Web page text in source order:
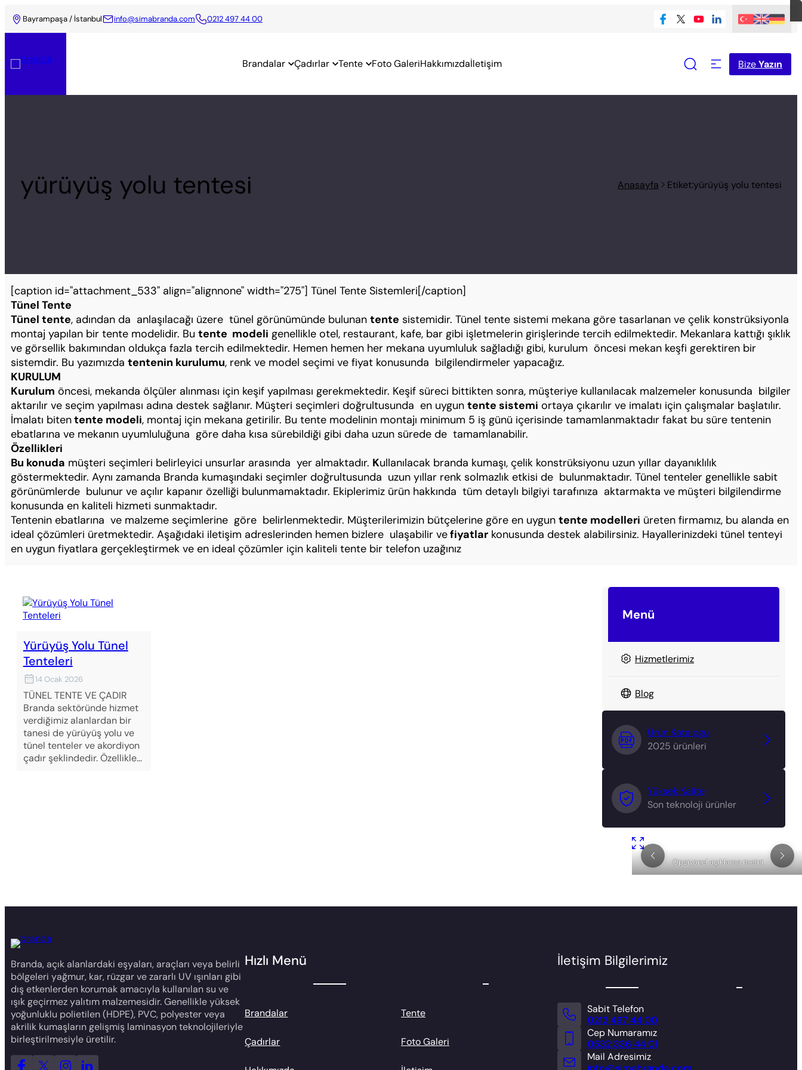
Bayrampaşa / İstanbul info@simabranda.com 0212 497 44 00
Brandalar Çadırlar Tente Foto GaleriHakkımızdaİletişim BizeYazın
yürüyüş yolu tentesi Anasayfa Etiket:yürüyüş yolu tentesi
[caption id="attachment_533" align="alignnone" width="275"] Tünel Tente Sistemleri[/caption]
Tünel Tente
Tünel tente, adından da anlaşılacağı üzere tünel görünümünde bulunan tente sistemidir. Tünel tente sistemi mekana göre tasarlanan ve çelik konstrüksiyonla
montaj yapılan bir tente modelidir. Bu tente modeli genellikle otel, restaurant, kafe, bar gibi işletmelerin girişlerinde tercih edilmektedir. Mekanlara kattığı şıklık
ve görsellik bakımından oldukça fazla tercih edilmektedir. Hemen hemen her mekana uyumluluk sağladığı gibi, kurulum öncesi mekan keşfi gerektiren bir
sistemdir. Bu yazımızda tentenin kurulumu, renk ve model seçimi ve fiyat konusunda bilgilendirmeler yapacağız.
KURULUM
Kurulum öncesi, mekanda ölçüler alınması için keşif yapılması gerekmektedir. Keşif süreci bittikten sonra, müşteriye kullanılacak malzemeler konusunda bilgiler
aktarılır ve seçim yapılması adına destek sağlanır. Müşteri seçimleri doğrultusunda en uygun tente sistemi ortaya çıkarılır ve imalatı için çalışmalar başlatılır.
İmalatı bitentente modeli, montaj için mekana getirilir. Bu tente modelinin montajı minimum 5 iş günü içerisinde tamamlanmaktadır fakat bu süre tentenin
ebatlarına ve mekanın uyumluluğuna göre daha kısa sürebildiği gibi daha uzun sürede de tamamlanabilir.
Özellikleri
Bu konuda müşteri seçimleri belirleyici unsurlar arasında yer almaktadır. Kullanılacak branda kumaşı, çelik konstrüksiyonu uzun yıllar dayanıklılık
göstermektedir. Aynı zamanda Branda kumaşındaki seçimler doğrultusunda uzun yıllar renk solmazlık etkisi de bulunmaktadır. Tünel tenteler genellikle sabit
görünümlerde bulunur ve açılır kapanır özelliği bulunmamaktadır. Ekiplerimiz ürün hakkında tüm detaylı bilgiyi tarafınıza aktarmakta ve müşteri bilgilendirme
konusunda en kaliteli hizmeti sunmaktadır.
Tentenin ebatlarına ve malzeme seçimlerine göre belirlenmektedir. Müşterilerimizin bütçelerine göre en uygun tente modelleri üreten firmamız, bu alanda en
ideal çözümleri üretmektedir. Aşağıdaki iletişim adreslerinden hemen bizlere ulaşabilir vefiyatlar konusunda destek alabilirsiniz. Hayallerinizdeki tünel tenteyi
en uygun fiyatlara gerçekleştirmek ve en ideal çözümler için kaliteli tente bir telefon uzağınız
Yürüyüş Yolu Tünel
Tenteleri
14 Ocak 2026
TÜNEL TENTE VE ÇADIR
Branda sektöründe hizmet
verdiğimiz alanlardan bir
tanesi de yürüyüş yolu ve
tünel tenteler ve akordiyon
çadır şeklindedir. Özellikle…
Menü
Hizmetlerimiz
Blog
Ürün Katalogu
2025 ürünleri
Yüksek Kalite
Son teknoloji ürünler
Opsiyonel açıklama metni
Branda, açık alanlardaki eşyaları, araçları veya belirli
bölgeleri yağmur, kar, rüzgar ve zararlı UV ışınları gibi
dış etkenlerden korumak amacıyla kullanılan su ve
ışık geçirmez yalıtım malzemesidir. Genellikle yüksek
yoğunluklu polietilen (HDPE), PVC, polyester veya
akrilik kumaşların gelişmiş laminasyon teknolojileriyle
birleştirilmesiyle üretilir.
Hızlı Menü
Brandalar Tente
Çadırlar Foto Galeri
İletişim Bilgilerimiz
Sabit Telefon
0212 497 44 00
Cep Numaramız
0532 336 44 01
Mail Adresimiz
Sima Branda ( Hikmet Deniz )